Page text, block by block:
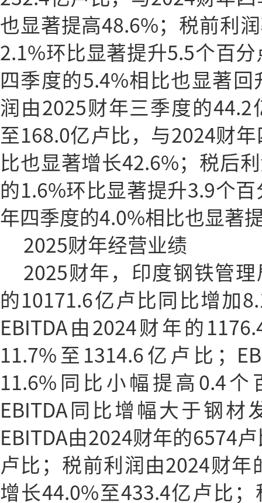
也显著提高48.6%；税前利
2.1%环比显著提升5.5个百
四季度的5.4%相比也显著
润由2025财年三季度的44.2
至168.0亿卢比，与2024财
比也显著增长42.6%；税后
的1.6%环比显著提升3.9个
年四季度的4.0%相比也显著
2025财年经营业绩
2025财年，印度钢铁管
的10171.6亿卢比同比增加
EBITDA由2024财年的
11.7%至1314.6亿卢比；
11.6%同比小幅提高0.4个
EBITDA同比增幅大于钢材
EBITDA由2024财年的6574
卢比；税前利润由2024财年
增长44.0%至433.4亿卢比